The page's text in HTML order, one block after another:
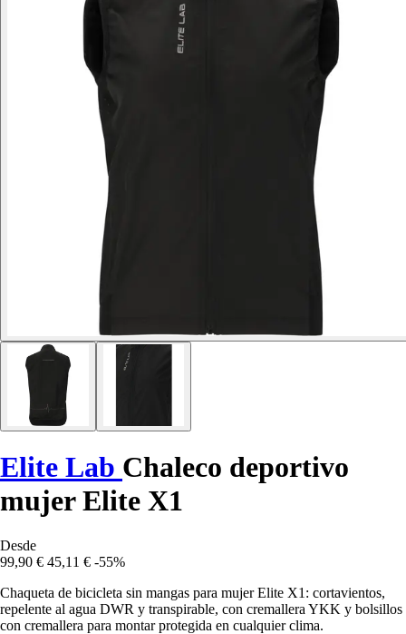
Elite Lab Chaleco deportivo
mujer Elite X1
Desde
99,90 € 45,11 € -55%
Chaqueta de bicicleta sin mangas para mujer Elite X1: cortavientos,
repelente al agua DWR y transpirable, con cremallera YKK y bolsillos
con cremallera para montar protegida en cualquier clima.